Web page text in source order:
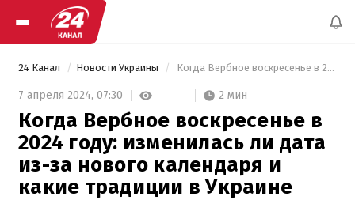
24 Канал Новости Украины Когда Вербное воскресенье в 2024 году: изменилась ли дата из-за нового календаря и какие традиции в Украине
7 апреля 2024, 07:30 2 мин
Когда Вербное воскресенье в
2024 году: изменилась ли дата
из-за нового календаря и
какие традиции в Украине